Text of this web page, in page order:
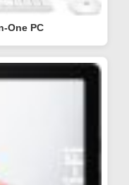
One PC